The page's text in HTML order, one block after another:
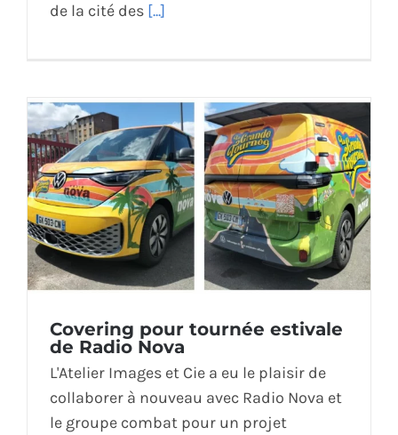
de la cité des [...]
Covering pour tournée estivale
de Radio Nova
L'Atelier Images et Cie a eu le plaisir de
collaborer à nouveau avec Radio Nova et
le groupe combat pour un projet